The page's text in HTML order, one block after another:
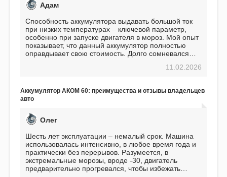
Адам
Способность аккумулятора выдавать большой ток
при низких температурах – ключевой параметр,
особенно при запуске двигателя в мороз. Мой опыт
показывает, что данный аккумулятор полностью
оправдывает свою стоимость. Долго сомневался
пожалел. Считаю, что это отличное вложение,11.02.2026
Аккумулятор АКОМ 60: преимущества и отзывы владельцев
авто
Олег
Шесть лет эксплуатации – немалый срок. Машина
использовалась интенсивно, в любое время года и
практически без перерывов. Разумеется, в
экстремальные морозы, вроде -30, двигатель
предварительно прогревался, чтобы избежать